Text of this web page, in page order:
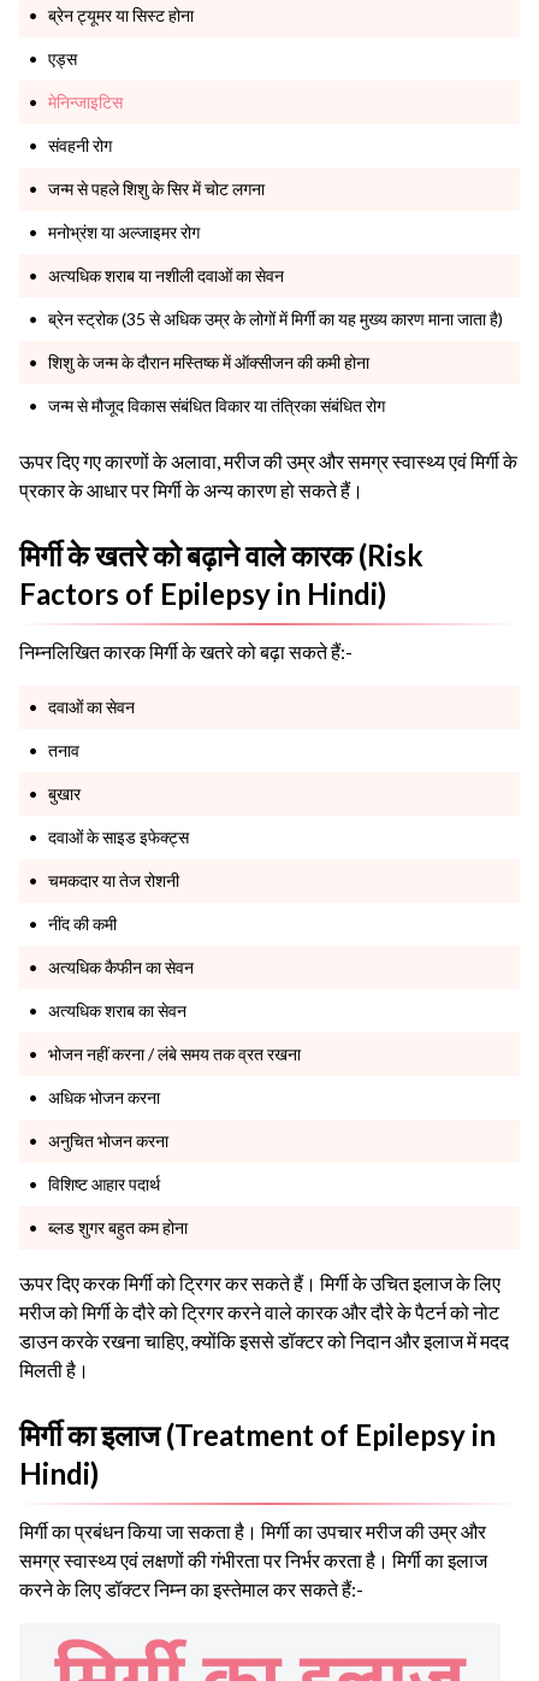
ब्रेन ट्यूमर या सिस्ट होना
एड्स
मेनिन्जाइटिस
संवहनी रोग
जन्म से पहले शिशु के सिर में चोट लगना
मनोभ्रंश या अल्जाइमर रोग
अत्यधिक शराब या नशीली दवाओं का सेवन
ब्रेन स्ट्रोक (35 से अधिक उम्र के लोगों में मिर्गी का यह मुख्य कारण माना जाता है)
शिशु के जन्म के दौरान मस्तिष्क में ऑक्सीजन की कमी होना
जन्म से मौजूद विकास संबंधित विकार या तंत्रिका संबंधित रोग
ऊपर दिए गए कारणों के अलावा, मरीज की उम्र और समग्र स्वास्थ्य एवं मिर्गी के
प्रकार के आधार पर मिर्गी के अन्य कारण हो सकते हैं।
मिर्गी के खतरे को बढ़ाने वाले कारक (Risk
Factors of Epilepsy in Hindi)
निम्नलिखित कारक मिर्गी के खतरे को बढ़ा सकते हैं:-
दवाओं का सेवन
तनाव
बुखार
दवाओं के साइड इफेक्ट्स
चमकदार या तेज रोशनी
नींद की कमी
अत्यधिक कैफीन का सेवन
अत्यधिक शराब का सेवन
भोजन नहीं करना / लंबे समय तक व्रत रखना
अधिक भोजन करना
अनुचित भोजन करना
विशिष्ट आहार पदार्थ
ब्लड शुगर बहुत कम होना
ऊपर दिए करक मिर्गी को ट्रिगर कर सकते हैं। मिर्गी के उचित इलाज के लिए
मरीज को मिर्गी के दौरे को ट्रिगर करने वाले कारक और दौरे के पैटर्न को नोट
डाउन करके रखना चाहिए, क्योंकि इससे डॉक्टर को निदान और इलाज में मदद
मिलती है।
मिर्गी का इलाज (Treatment of Epilepsy in
Hindi)
मिर्गी का प्रबंधन किया जा सकता है। मिर्गी का उपचार मरीज की उम्र और
समग्र स्वास्थ्य एवं लक्षणों की गंभीरता पर निर्भर करता है। मिर्गी का इलाज
करने के लिए डॉक्टर निम्न का इस्तेमाल कर सकते हैं:-